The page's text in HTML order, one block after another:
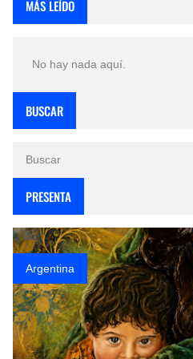
MÁS LEÍDO
No hay nada aquí.
BUSCAR
PRESENTA
Argentina